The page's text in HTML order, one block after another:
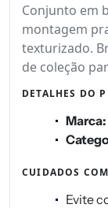
Conjunto em
montagem
texturizado.
de coleção
DETALHES DO
Marca:
CUIDADOS
Evite